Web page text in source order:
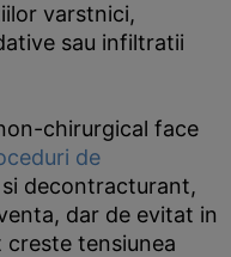
varstnici,
sau infiltratii
chirurgical face
de
decontracturant,
dar de evitat in
tensiunea